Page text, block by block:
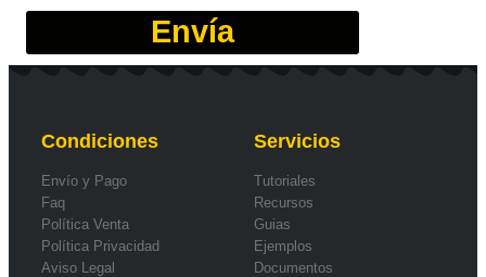
Envía
Condiciones
Envío y Pago
Faq
Política Venta
Política Privacidad
Aviso Legal
Servicios
Tutoriales
Recursos
Guias
Ejemplos
Documentos